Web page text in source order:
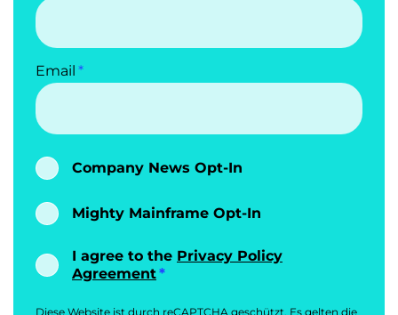
Email
Company News Opt-In
Mighty Mainframe Opt-In
I agree to the Privacy Policy
Agreement
Diese Website ist durch reCAPTCHA geschützt. Es gelten die